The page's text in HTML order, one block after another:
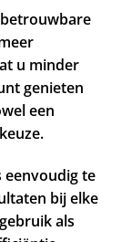
u minder
genieten
een
eenvoudig te
bij elke
als